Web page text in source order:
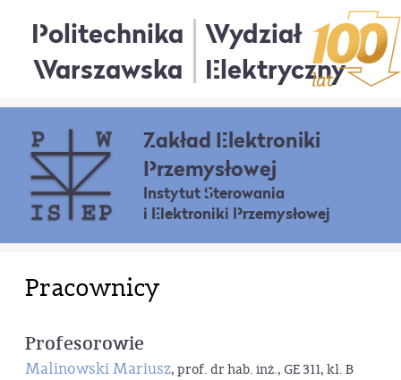
Politechnika
Warszawska
Wydział
Elektryczny
Zakład Elektroniki
Przemysłowej
Instytut Sterowania
i Elektroniki Przemysłowej
Pracownicy
Profesorowie
Malinowski Mariusz, prof. dr hab. inż., GE 311, kl. B